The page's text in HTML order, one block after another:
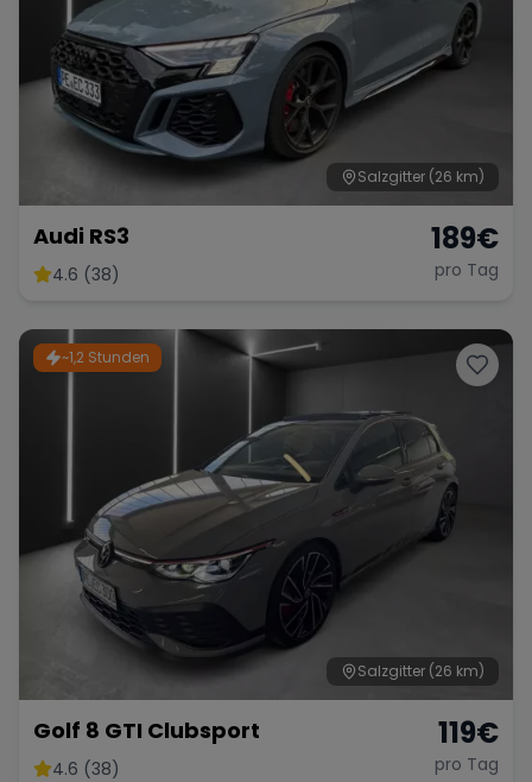
Salzgitter (26 km)
Audi RS3
4.6 (38)
189€
pro Tag
~1,2 Stunden
Salzgitter (26 km)
Golf 8 GTI Clubsport
4.6 (38)
119€
pro Tag